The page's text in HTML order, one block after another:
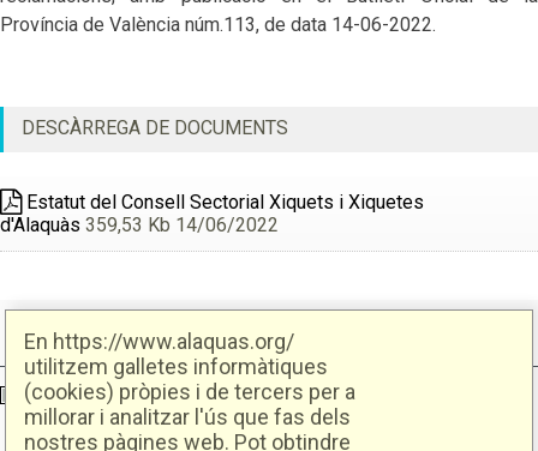
En https://www.alaquas.org/
utilitzem galletes informàtiques
(cookies) pròpies i de tercers per a
millorar i analitzar l'ús que fas dels
nostres pàgines web. Pot obtindre
Província de València núm.113, de data 14-06-2022.
DESCÀRREGA DE DOCUMENTS
Estatut del Consell Sectorial Xiquets i Xiquetes
d'Alaquàs 359,53 Kb 14/06/2022
Ajuntament d'Alaquàs Creative Commons